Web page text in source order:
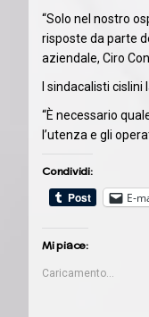
“Solo nel nostro
risposte da parte
aziendale, Ciro
I sindacalisti
“È necessario
l’utenza e gli
Condividi:
E-
Mi piace:
Caricamento...